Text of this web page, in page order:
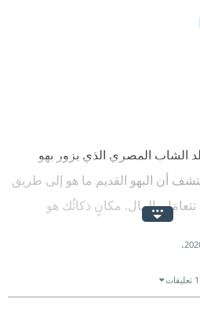
الشاب المصري الذي يزور بهو
أن البهو القديم ما هو إلى طريق
بالمال. مكانٍ ذكائُك هو
.
1 تعليقات